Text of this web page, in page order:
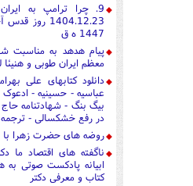
9. چرا ترامپ به
1404.12.23
1447 ه ق
پیام هدهد به مناسبت
معظم ایران طوبی و هنیئا
دانلود کتابهای علی
عباسیه - حسینیه -
بیگ بنگ - شهادتنامه
در رفع خشکسالی - ترجمه
روضه های حضرت زهرا با
ناگفته های اقتصاد
ابیانه پادکست صوتی به
کتاب و معرفی دکتر